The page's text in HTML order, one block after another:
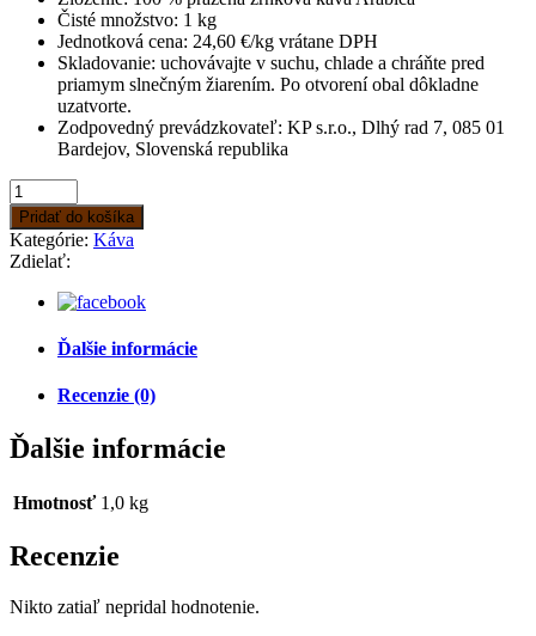
Čisté množstvo: 1 kg
Jednotková cena: 24,60 €/kg vrátane DPH
Skladovanie: uchovávajte v suchu, chlade a chráňte pred
priamym slnečným žiarením. Po otvorení obal dôkladne
uzatvorte.
Zodpovedný prevádzkovateľ: KP s.r.o., Dlhý rad 7, 085 01
Bardejov, Slovenská republika
Pridať do košíka
Kategórie: Káva
Zdielať:
Ďalšie informácie
Recenzie (0)
Ďalšie informácie
Hmotnosť 1,0 kg
Recenzie
Nikto zatiaľ nepridal hodnotenie.